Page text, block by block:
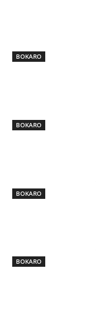
BOKARO
BOKARO
BOKARO
BOKARO